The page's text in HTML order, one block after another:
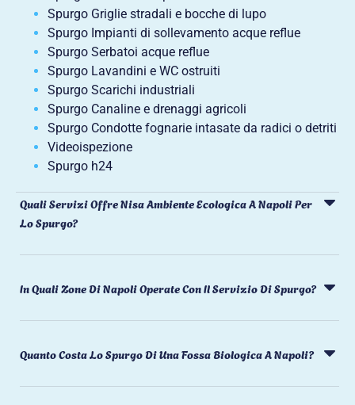
Spurgo Griglie stradali e bocche di lupo
Spurgo Impianti di sollevamento acque reflue
Spurgo Serbatoi acque reflue
Spurgo Lavandini e WC ostruiti
Spurgo Scarichi industriali
Spurgo Canaline e drenaggi agricoli
Spurgo Condotte fognarie intasate da radici o detriti
Videoispezione
Spurgo h24
Quali Servizi Offre Nisa Ambiente Ecologica A Napoli Per
Lo Spurgo?
In Quali Zone Di Napoli Operate Con Il Servizio Di Spurgo?
Quanto Costa Lo Spurgo Di Una Fossa Biologica A Napoli?